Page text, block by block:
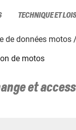
TECHNIQUE ET
de données motos
de motos
et